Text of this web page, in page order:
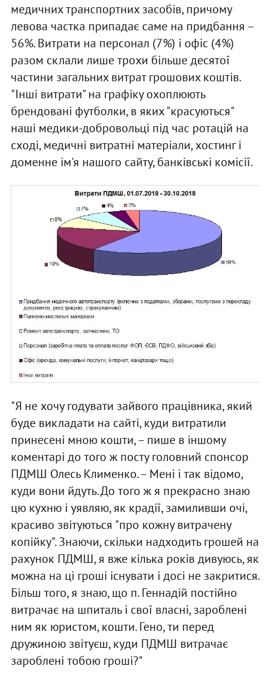
медичних транспортних засобів, причому
левова частка припадає саме на придбання –
56%. Витрати на персонал (7%) і офіс (4%)
разом склали лише трохи більше десятої
частини загальних витрат грошових коштів.
"Інші витрати" на графіку охоплюють
брендовані футболки, в яких "красуються"
наші медики-добровольці під час ротацій на
сході, медичні витратні матеріали, хостинг і
доменне ім'я нашого сайту, банківські комісії.
"Я не хочу годувати зайвого працівника, який
буде викладати на сайті, куди витратили
принесені мною кошти, – пише в іншому
коментарі до того ж посту головний спонсор
ПДМШ Олесь Клименко. – Мені і так відомо,
куди вони йдуть. До того ж я прекрасно знаю
цю кухню і уявляю, як крадії, замиливши очі,
красиво звітуються "про кожну витрачену
копійку". Знаючи, скільки надходить грошей на
рахунок ПДМШ, я вже кілька років дивуюсь, як
можна на ці гроші існувати і досі не закритися.
Більш того, я знаю, що п. Геннадій постійно
витрачає на шпиталь і свої власні, зароблені
ним як юристом, кошти. Гено, ти перед
дружиною звітуєш, куди ПДМШ витрачає
зароблені тобою гроші?"